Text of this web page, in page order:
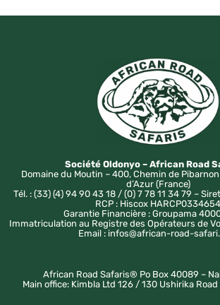
Société Oldonyo – African Road
Domaine du Moutin – 400, Chemin de
d’Azur (France)
Tél. : (33) (4) 94 90 43 18 / (0) 7 78 11 34 79 –
RCP : Hiscox HARCP0334654
Garantie Financière : Groupama
Immatriculation au Registre des Opérateurs de
Email : infos@african-road-
African Road Safaris® Po Box 40089 –
Main office: Kimbla Ltd 126 / 130 Ushirika